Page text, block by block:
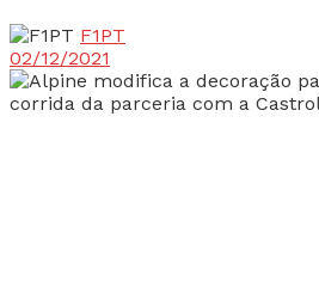
F1PT
02/12/2021